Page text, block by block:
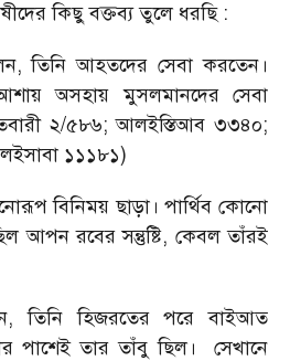
কিছু বক্তব্য তুলে ধরছি :
তিনি আহতদের সেবা করতেন।
আশায় অসহায় মুসলমানদের সেবা
২/৫৮৬; আলইস্তিআব ৩৩৪০;
১১১৮১)
বিনিময় ছাড়া। পার্থিব কোনো
আপন রবের সন্তুষ্টি, কেবল তাঁরই
তিনি হিজরতের পরে বাইআত
পাশেই তার তাঁবু ছিল। সেখানে